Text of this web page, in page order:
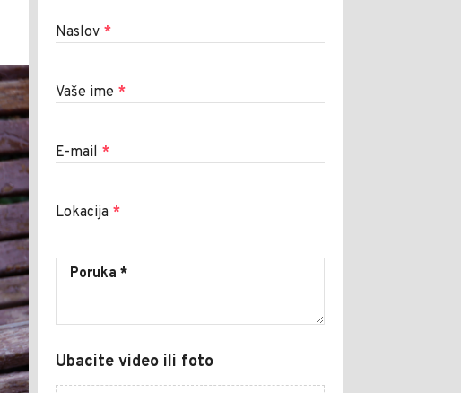
Naslov *
Vaše ime *
E-mail *
Lokacija *
Ubacite video ili foto